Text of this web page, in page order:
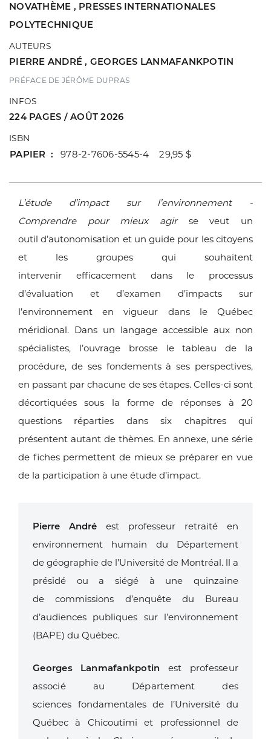
NOVATHÈME , PRESSES INTERNATIONALES
POLYTECHNIQUE
AUTEURS
PIERRE ANDRÉ, GEORGES LANMAFANKPOTIN
PRÉFACE DE JÉRÔME DUPRAS
INFOS
224 PAGES / AOÛT 2026
ISBN
PAPIER 978-2-7606-5545-4 29,95 $
L’étude d’impact sur l’environnement -
Comprendre pour mieux agir se veut un
outild’autonomisation et un guide pour les citoyens
et les groupes qui souhaitent
intervenir efficacement dans le processus
d’évaluation et d’examen d’impacts sur
l’environnementen vigueur dans le Québec
méridional. Dans un langage accessible aux non
spécialistes, l’ouvrage brosse le tableau de la
procédure, de ses fondements à ses perspectives,
en passant par chacune de ses étapes. Celles-ci sont
décortiquées sous la forme de réponses à 20
questions réparties dans six chapitres qui
présentent autant de thèmes. En annexe, une série
de fiches permettent de mieux se préparer en vue
de la participation à une étude d’impact.
Pierre André est professeur retraité en
environnement humain du Département
de géographie de l’Université de Montréal. ll a
présidé ou a siégé à une quinzaine
decommissions d’enquête du Bureau
d’audiences publiques sur l’environnement
(BAPE) du Québec.
Georges Lanmafankpotin est professeur
associé au Département des
sciences fondamentales de l’Université du
Québec à Chicoutimi et professionnel de